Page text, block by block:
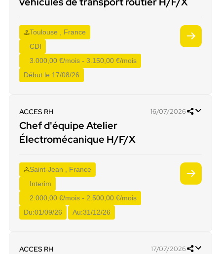
Toulouse , France
CDI
3.000,00 €/mois - 3.150,00 €/mois
Début le:17/08/26
ACCES RH 16/07/2026
Chef d'équipe Atelier
Électromécanique H/F/X
Saint-Jean , France
Interim
2.000,00 €/mois - 2.500,00 €/mois
Du:01/09/26 Au:31/12/26
ACCES RH 17/07/2026